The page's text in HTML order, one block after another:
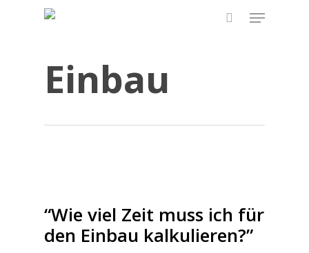
Menu
Einbau
“Wie viel Zeit muss ich für
den Einbau kalkulieren?”